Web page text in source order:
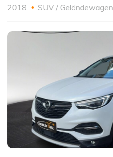
2018 SUV / Geländewagen